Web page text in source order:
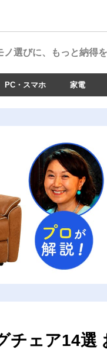
ノ選びに、もっと納得を
PC・スマホ 家電
チェア14選